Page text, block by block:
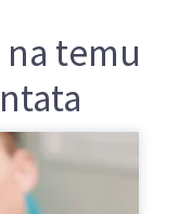
temu